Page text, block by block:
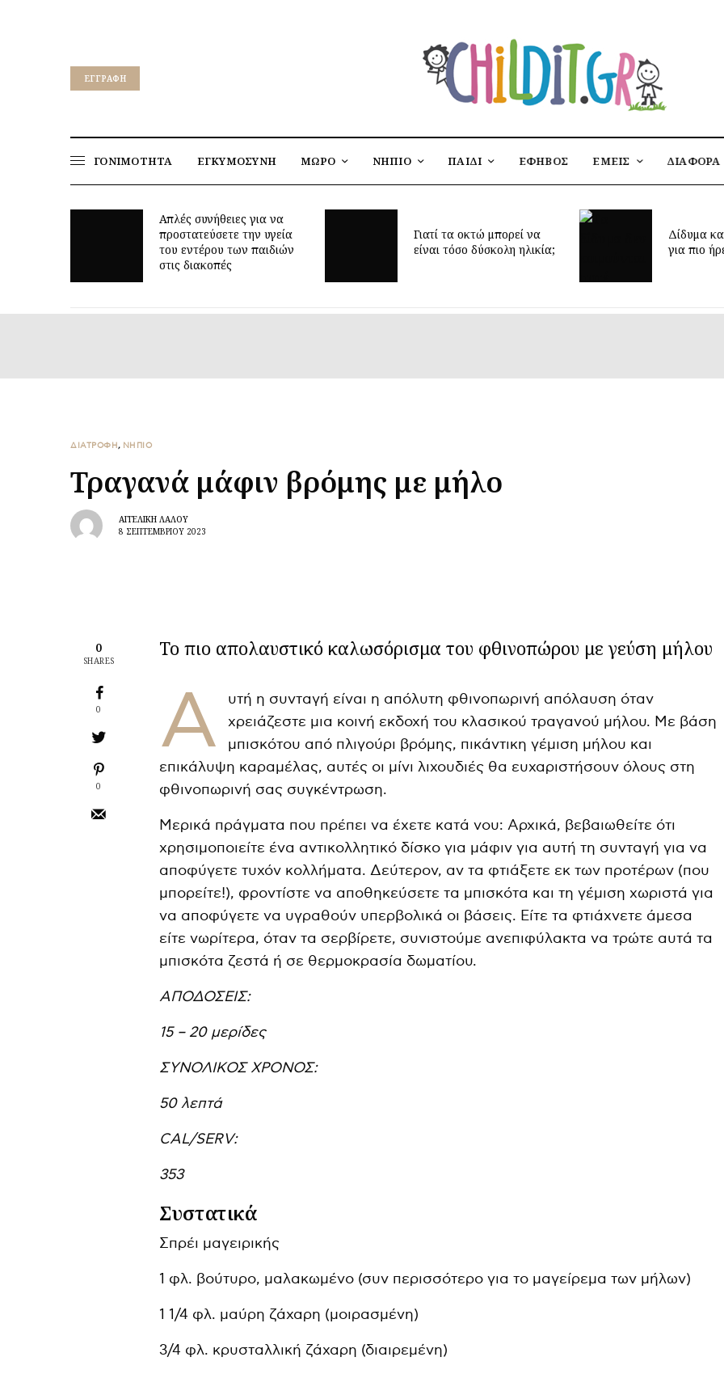
EΓΓΡΑΦΉ
ΓΟΝΙΜΟΤΗΤΑ ΕΓΚΥΜΟΣΥΝΗ ΜΩΡΟ ΝΗΠΙΟ ΠΑΙΔΙ ΕΦΗΒΟΣ ΕΜΕΙΣ ΔΙΑΦΟΡΑ
Απλές συνήθειες για να
προστατεύσετε την υγεία
του εντέρου των παιδιών
Γιατί τα οκτώ μπορεί να
είναι τόσο δύσκολη ηλικία;
Δίδυμα και ύπνος:
για πιο ήρεμες νύχτες
ΔΙΑΤΡΟΦΗ, ΝΗΠΙΟ
Τραγανά μάφιν βρόμης με μήλο
ΑΓΓΕΛΙΚΉ ΛΆΛΟΥ
8 ΣΕΠΤΕΜΒΡΊΟΥ 2023
0
SHARES
0
0
Το πιο απολαυστικό καλωσόρισμα του φθινοπώρου με γεύση μήλου
Α
υτή η συνταγή είναι η απόλυτη φθινοπωρινή απόλαυση όταν
χρειάζεστε μια κοινή εκδοχή του κλασικού τραγανού μήλου. Με βάση
μπισκότου από πλιγούρι βρόμης, πικάντικη γέμιση μήλου και
επικάλυψη καραμέλας, αυτές οι μίνι λιχουδιές θα ευχαριστήσουν όλους στη
φθινοπωρινή σας συγκέντρωση.
Μερικά πράγματα που πρέπει να έχετε κατά νου: Αρχικά, βεβαιωθείτε ότι
χρησιμοποιείτε ένα αντικολλητικό δίσκο για μάφιν για αυτή τη συνταγή για να
αποφύγετε τυχόν κολλήματα. Δεύτερον, αν τα φτιάξετε εκ των προτέρων (που
μπορείτε!), φροντίστε να αποθηκεύσετε τα μπισκότα και τη γέμιση χωριστά για
να αποφύγετε να υγραθούν υπερβολικά οι βάσεις. Είτε τα φτιάχνετε άμεσα
είτε νωρίτερα, όταν τα σερβίρετε, συνιστούμε ανεπιφύλακτα να τρώτε αυτά τα
μπισκότα ζεστά ή σε θερμοκρασία δωματίου.
ΑΠΟΔΟΣΕΙΣ:
15 – 20 μερίδες
ΣΥΝΟΛΙΚΟΣ ΧΡΟΝΟΣ:
50 λεπτά
CAL/SERV:
353
Συστατικά
Σπρέι μαγειρικής
1 φλ. βούτυρο, μαλακωμένο (συν περισσότερο για το μαγείρεμα των μήλων)
1 1/4 φλ. μαύρη ζάχαρη (μοιρασμένη)
3/4 φλ. κρυσταλλική ζάχαρη (διαιρεμένη)